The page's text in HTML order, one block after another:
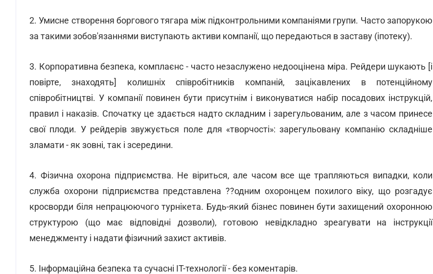
2. Умисне створення боргового тягара між підконтрольними компаніями групи. Часто запорукою
за такими зобов'язаннями виступають активи компанії, що передаються в заставу (іпотеку).
3. Корпоративна безпека, комплаєнс - часто незаслужено недооцінена міра. Рейдери шукають [і
повірте, знаходять] колишніх співробітників компаній, зацікавлених в потенційному
співробітництві. У компанії повинен бути присутнім і виконуватися набір посадових інструкцій,
правил і наказів. Спочатку це здається надто складним і зарегульованим, але з часом принесе
свої плоди. У рейдерів звужується поле для «творчості»: зарегульовану компанію складніше
зламати - як зовні, так і зсередини.
4. Фізична охорона підприємства. Не віриться, але часом все ще трапляються випадки, коли
служба охорони підприємства представлена ??одним охоронцем похилого віку, що розгадує
кросворди біля непрацюючого турнікета. Будь-який бізнес повинен бути захищений охоронною
структурою (що має відповідні дозволи), готовою невідкладно зреагувати на інструкції
менеджменту і надати фізичний захист активів.
5. Інформаційна безпека та сучасні ІТ-технології - без коментарів.